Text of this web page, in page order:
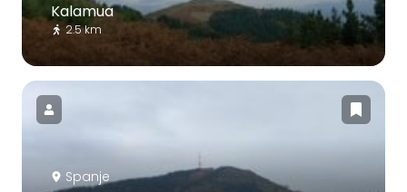
Kalamua
2.5 km
Spanje